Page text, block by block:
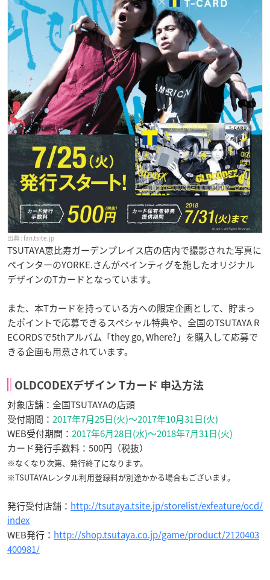
fan.tsite.jp
TSUTAYA恵比寿ガーデンプレイス店の店内で撮影された写真に
ペインターのYORKE.さんがペインティグを施したオリジナル
デザインのTカードとなっています。
また、本Tカードを持っている方への限定企画として、貯まっ
たポイントで応募できるスペシャル特典や、全国のTSUTAYA R
ECORDSで5thアルバム「they go, Where?」を購入して応募で
きる企画も用意されています。
OLDCODEXデザイン Tカード 申込方法
対象店舗：全国TSUTAYAの店頭
受付期間： 2017年7月25日(火)～2017年10月31日(火)
WEB受付期間： 2017年6月28日(水)～2018年7月31日(火)
カード発行手数料：500円（税抜）
※なくなり次第、発行終了になります。
※TSUTAYAレンタル利用登録料が別途かかる場合もございます。
発行受付店舗： http://tsutaya.tsite.jp/storelist/exfeature/ocd/
index
WEB発行： http://shop.tsutaya.co.jp/game/product/2120403
400981/